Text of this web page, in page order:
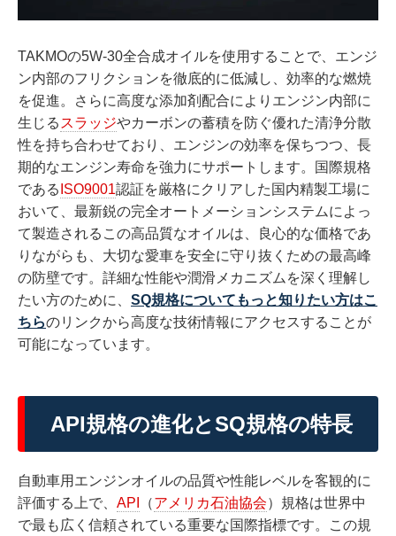
TAKMOの5W-30全合成オイルを使用することで、エンジ
ン内部のフリクションを徹底的に低減し、効率的な燃焼
を促進。さらに高度な添加剤配合によりエンジン内部に
生じる スラッジやカーボンの蓄積を防ぐ優れた清浄分散
性を持ち合わせており、エンジンの効率を保ちつつ、長
期的なエンジン寿命を強力にサポートします。国際規格
である ISO9001認証を厳格にクリアした国内精製工場に
おいて、最新鋭の完全オートメーションシステムによっ
て製造されるこの高品質なオイルは、良心的な価格であ
りながらも、大切な愛車を安全に守り抜くための最高峰
の防壁です。詳細な性能や潤滑メカニズムを深く理解し
たい方のために、 SQ規格についてもっと知りたい方はこ
ちらのリンクから高度な技術情報にアクセスすることが
可能になっています。
API規格の進化とSQ規格の特長
自動車用エンジンオイルの品質や性能レベルを客観的に
評価する上で、 API （アメリカ石油協会）規格は世界中
で最も広く信頼されている重要な国際指標です。この規